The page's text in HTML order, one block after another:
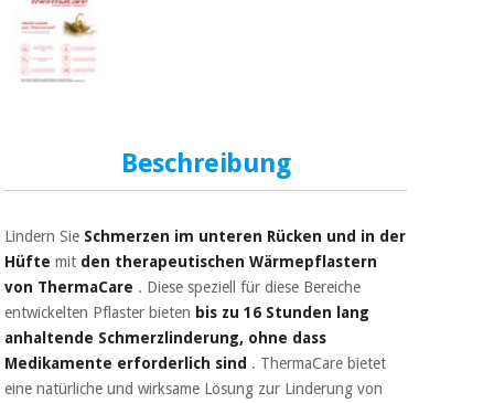
Chirurgische
instrumente
(ausverkauf)
Beschreibung
Lindern Sie Schmerzen im unteren Rücken und in der
Hüfte mit den therapeutischen Wärmepflastern
von ThermaCare . Diese speziell für diese Bereiche
entwickelten Pflaster bieten bis zu 16 Stunden lang
anhaltende Schmerzlinderung, ohne dass
Medikamente erforderlich sind . ThermaCare bietet
eine natürliche und wirksame Lösung zur Linderung von